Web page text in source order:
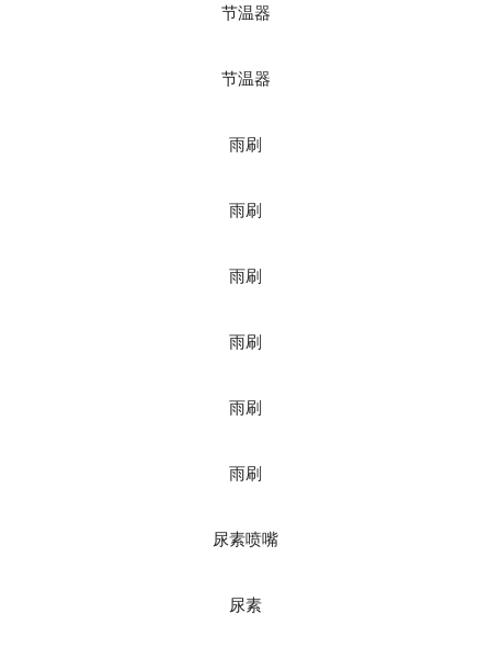
节温器
节温器
雨刷
雨刷
雨刷
雨刷
雨刷
雨刷
尿素喷嘴
尿素